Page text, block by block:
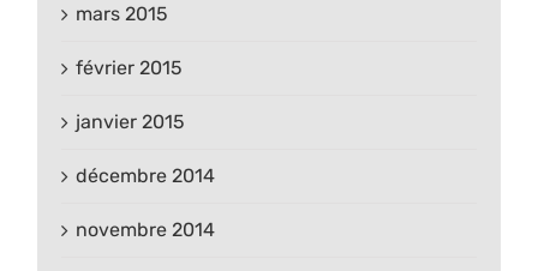
mars 2015
février 2015
janvier 2015
décembre 2014
novembre 2014